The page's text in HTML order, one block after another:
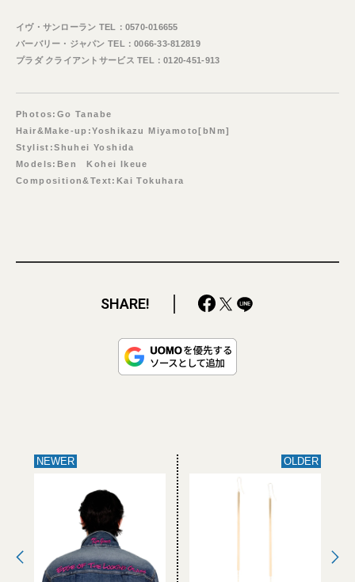
イヴ・サンローラン TEL：0570-016655
バーバリー・ジャパン TEL：0066-33-812819
プラダ クライアントサービス TEL：0120-451-913
Photos:Go Tanabe
Hair&Make-up:Yoshikazu Miyamoto[bNm]
Stylist:Shuhei Yoshida
Models:Ben Kohei Ikeue
Composition&Text:Kai Tokuhara
SHARE!
NEWER OLDER